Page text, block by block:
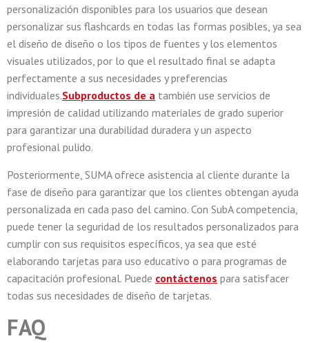
personalización disponibles para los usuarios que desean
personalizar sus flashcards en todas las formas posibles, ya sea
el diseño de diseño o los tipos de fuentes y los elementos
visuales utilizados, por lo que el resultado final se adapta
perfectamente a sus necesidades y preferencias
individuales.Subproductos de a también use servicios de
impresión de calidad utilizando materiales de grado superior
para garantizar una durabilidad duradera y un aspecto
profesional pulido.
Posteriormente, SUMA ofrece asistencia al cliente durante la
fase de diseño para garantizar que los clientes obtengan ayuda
personalizada en cada paso del camino. Con SubA competencia,
puede tener la seguridad de los resultados personalizados para
cumplir con sus requisitos específicos, ya sea que esté
elaborando tarjetas para uso educativo o para programas de
capacitación profesional. Puede contáctenos para satisfacer
todas sus necesidades de diseño de tarjetas.
FAQ